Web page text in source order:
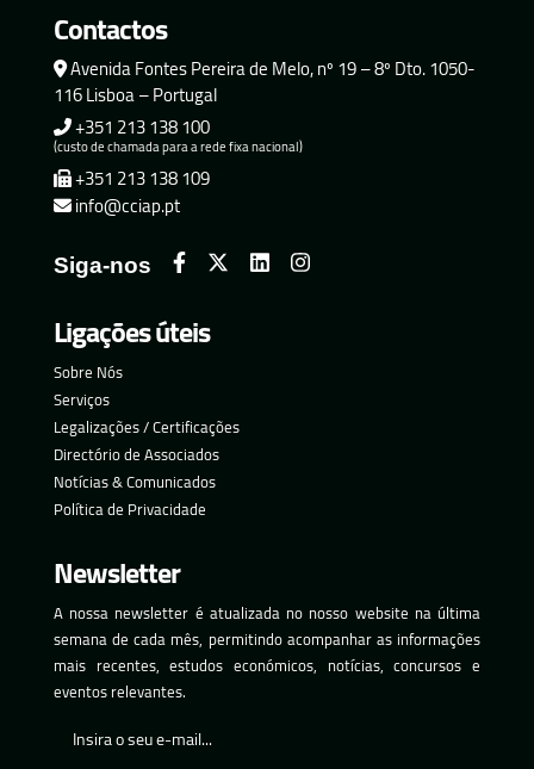
Contactos
Avenida Fontes Pereira de Melo, nº 19 – 8º Dto. 1050-
116 Lisboa – Portugal
+351 213 138 100
(custo de chamada para a rede fixa nacional)
+351 213 138 109
info@cciap.pt
Siga-nos
Ligações úteis
Sobre Nós
Serviços
Legalizações / Certificações
Directório de Associados
Notícias & Comunicados
Política de Privacidade
Newsletter
A nossa newsletter é atualizada no nosso website na última
semana de cada mês, permitindo acompanhar as informações
mais recentes, estudos económicos, notícias, concursos e
eventos relevantes.